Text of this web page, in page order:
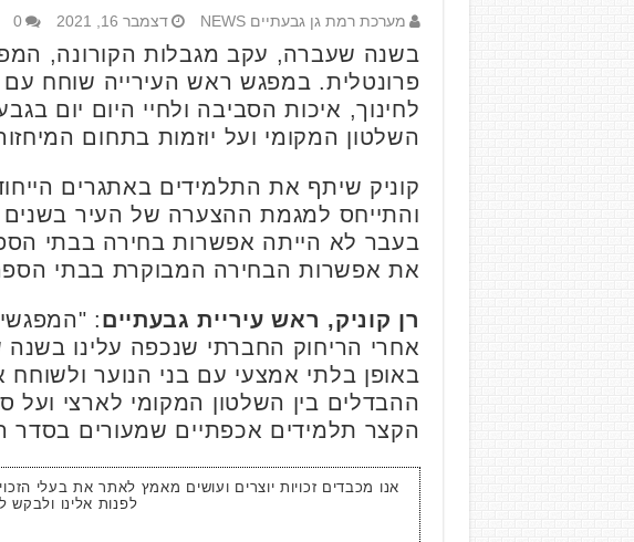
מערכת רמת גן גבעתיים NEWS דצמבר 16, 2021 0
בשנה שעברה, עקב מגבלות הקורונה,
פרונטלית. במפגש ראש העירייה שוחח עם
לחינוך, איכות הסביבה ולחיי היום יום
השלטון המקומי ועל יוזמות בתחום
קוניק שיתף את התלמידים באתגרים
והתייחס למגמת ההצערה של העיר בשנים
בעבר לא הייתה אפשרות בחירה בבתי הספר
את אפשרות הבחירה המבוקרת בבתי
רן קוניק, ראש עיריית גבעתיים:
אחרי הריחוק החברתי שנכפה עלינו בשנה
באופן בלתי אמצעי עם בני הנוער ולשוחח
ההבדלים בין השלטון המקומי לארצי ועל
הקצר תלמידים אכפתיים שמעורים בסדר
אנו מכבדים זכויות יוצרים ועושים מאמץ לאתר את בעלי
לפנות אלינו